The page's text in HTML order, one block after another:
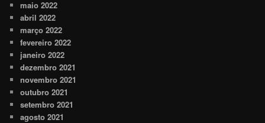
maio 2022
abril 2022
março 2022
fevereiro 2022
janeiro 2022
dezembro 2021
novembro 2021
outubro 2021
setembro 2021
agosto 2021